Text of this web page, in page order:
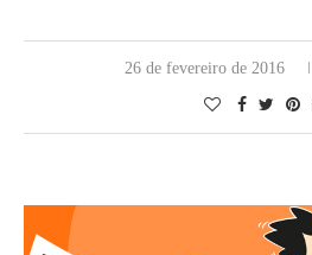
26 de fevereiro de 2016